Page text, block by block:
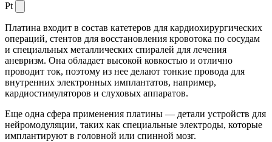
Pt
Платина входит в состав катетеров для кардиохирургических
операций, стентов для восстановления кровотока по сосудам
и специальных металлических спиралей для лечения
аневризм. Она обладает высокой ковкостью и отлично
проводит ток, поэтому из нее делают тонкие провода для
внутренних электронных имплантатов, например,
кардиостимуляторов и слуховых аппаратов.
Еще одна сфера применения платины — детали устройств для
нейромодуляции, таких как специальные электроды, которые
имплантируют в головной или спинной мозг.